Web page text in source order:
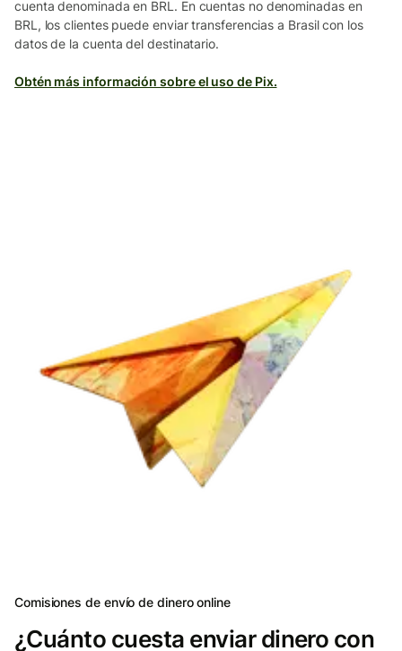
cuenta denominada en BRL. En cuentas no denominadas en
BRL, los clientes puede enviar transferencias a Brasil con los
datos de la cuenta del destinatario.
Obtén más información sobre el uso de Pix.
Comisiones de envío de dinero online
¿Cuánto cuesta enviar dinero con